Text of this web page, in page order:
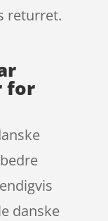
returret.
for
danske